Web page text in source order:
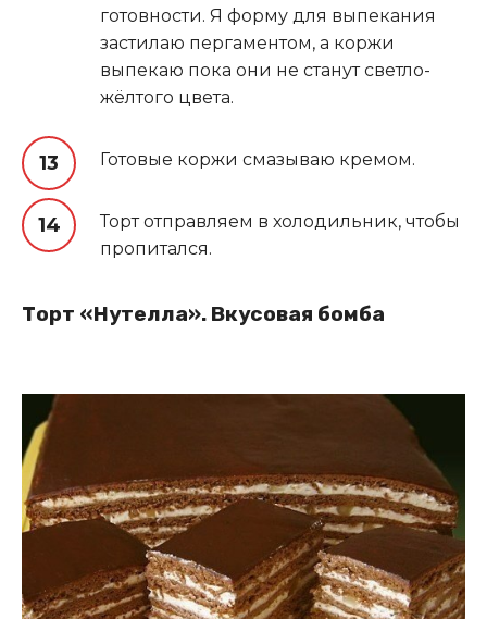
готовности. Я форму для выпекания
застилаю пергаментом, а коржи
выпекаю пока они не станут светло-
жёлтого цвета.
Готовые коржи смазываю кремом.
Торт отправляем в холодильник, чтобы
пропитался.
Торт «Нутелла». Вкусовая бомба